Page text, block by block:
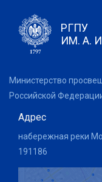
РГПУ
ИМ. А.
Министерство
Российской
Адрес
набережная реки
191186